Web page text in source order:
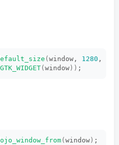
( window, 1280 ,
GTK_WIDGET( window )) ;
( window )